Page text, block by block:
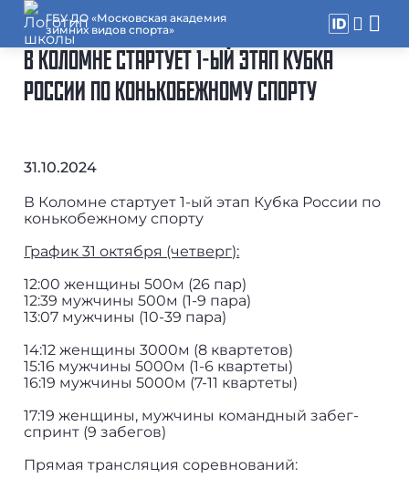
ГБУ ДО «Московская академия
зимних видов спорта»
В КОЛОМНЕ СТАРТУЕТ 1-ЫЙ ЭТАП КУБКА
РОССИИ ПО КОНЬКОБЕЖНОМУ СПОРТУ
31.10.2024
В Коломне стартует 1-ый этап Кубка России по
конькобежному спорту
График 31 октября (четверг):
12:00 женщины 500м (26 пар)
12:39 мужчины 500м (1-9 пара)
13:07 мужчины (10-39 пара)
14:12 женщины 3000м (8 квартетов)
15:16 мужчины 5000м (1-6 квартеты)
16:19 мужчины 5000м (7-11 квартеты)
17:19 женщины, мужчины командный забег-
спринт (9 забегов)
Прямая трансляция соревнований: